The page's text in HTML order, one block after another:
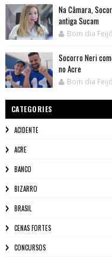
Na Câmara,
antiga Sucam
Bom dia Feijó
Socorro Neri
no Acre
Bom dia Feijó
CATEGORIES
ACIDENTE
ACRE
BANCO
BIZARRO
BRASIL
CENAS FORTES
CONCURSOS